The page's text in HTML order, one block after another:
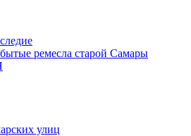
ремесла старой Самары
улиц